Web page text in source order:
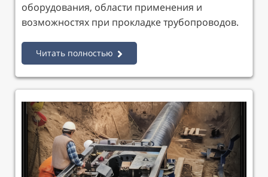
оборудования, области применения и
возможностях при прокладке трубопроводов.
Читать полностью